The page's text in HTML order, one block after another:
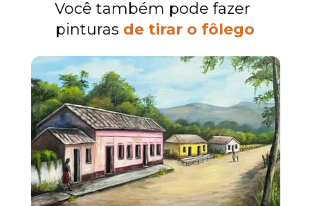
Você também pode fazer
pinturas de tirar o fôlego